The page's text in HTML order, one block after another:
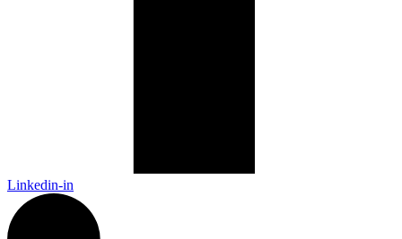
Linkedin-in